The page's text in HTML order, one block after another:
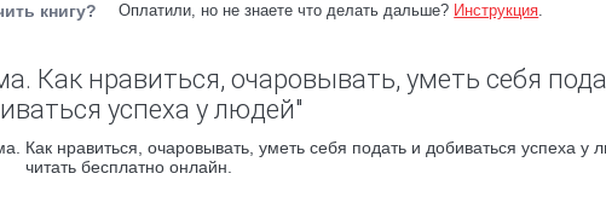
книгу? Оплатили, но не знаете что делать дальше? Инструкция.
Как нравиться, очаровывать, уметь себя
успеха у людей"
нравиться, очаровывать, уметь себя подать и добиваться успеха у
читать бесплатно онлайн.